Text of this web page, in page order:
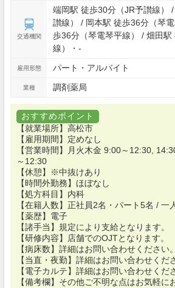
交通機関
端岡駅 徒歩30分（JR予讃線）
讃線） / 岡本駅 徒歩36分（琴
歩36分（琴電琴平線） / 畑田
線）・-
雇用形態 パート・アルバイト
業種 調剤薬局
おすすめポイント
【就業場所】高松市
【雇用期間】定めなし
【営業時間】月火木金 9:00～12:30,
～12:30
【休憩】※中抜けあり
【時間外勤務】ほぼなし
【処方科目】内科
【在籍人数】正社員2名・パート5名 / 一
【薬歴】電子
【諸手当】規定により支給となります。
【研修内容】店舗でのOJTとなります。
【病床数】詳細はお問い合わせください。
【当直・夜勤】詳細はお問い合わせくだ
【電子カルテ】詳細はお問い合わせくだ
【備考欄】その他ご不明な点はお気軽に